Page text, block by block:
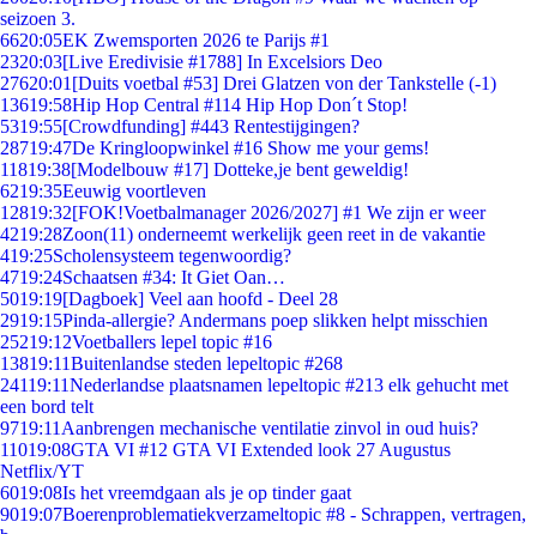
seizoen 3.
6620:05EK Zwemsporten 2026 te Parijs #1
2320:03[Live Eredivisie #1788] In Excelsiors Deo
27620:01 [Duits voetbal #53] Drei Glatzen von der Tankstelle (-1)
13619:58Hip Hop Central #114 Hip Hop Don´t Stop!
5319:55[Crowdfunding] #443 Rentestijgingen?
28719:47De Kringloopwinkel #16 Show me your gems!
11819:38[Modelbouw #17] Dotteke,je bent geweldig!
6219:35Eeuwig voortleven
12819:32[FOK!Voetbalmanager 2026/2027] #1 We zijn er weer
4219:28Zoon(11) onderneemt werkelijk geen reet in de vakantie
419:25Scholensysteem tegenwoordig?
4719:24Schaatsen #34: It Giet Oan…
5019:19[Dagboek] Veel aan hoofd - Deel 28
2919:15Pinda-allergie? Andermans poep slikken helpt misschien
25219:12Voetballers lepel topic #16
13819:11Buitenlandse steden lepeltopic #268
24119:11Nederlandse plaatsnamen lepeltopic #213 elk gehucht met
een bord telt
9719:11 Aanbrengen mechanische ventilatie zinvol in oud huis?
11019:08GTA VI #12 GTA VI Extended look 27 Augustus
Netflix/YT
6019:08Is het vreemdgaan als je op tinder gaat
9019:07Boerenproblematiekverzameltopic #8 - Schrappen, vertragen,